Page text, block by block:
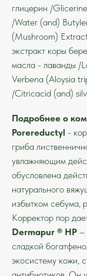
глицерин /
/Water (and)
(Mushroom)
экстракт коры
масла - лаванды /
Verbena (Aloysia
/Citricacid (and)
Подробнее о
Porereductyl -
гриба
увлажняющим
обусловлена
натурального
избытком себума,
Корректор пор
Dermapur ® HP –
сладкой
экосистему кожи,